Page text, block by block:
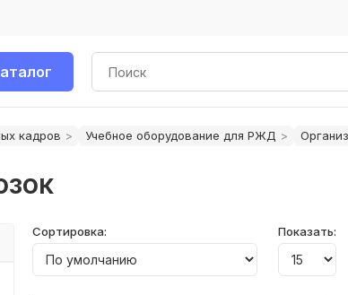
кадров Учебное оборудование для РЖД
Сортировка: Показать: